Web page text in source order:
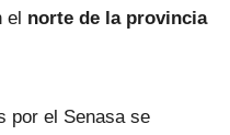
el norte de la provincia
por el Senasa se